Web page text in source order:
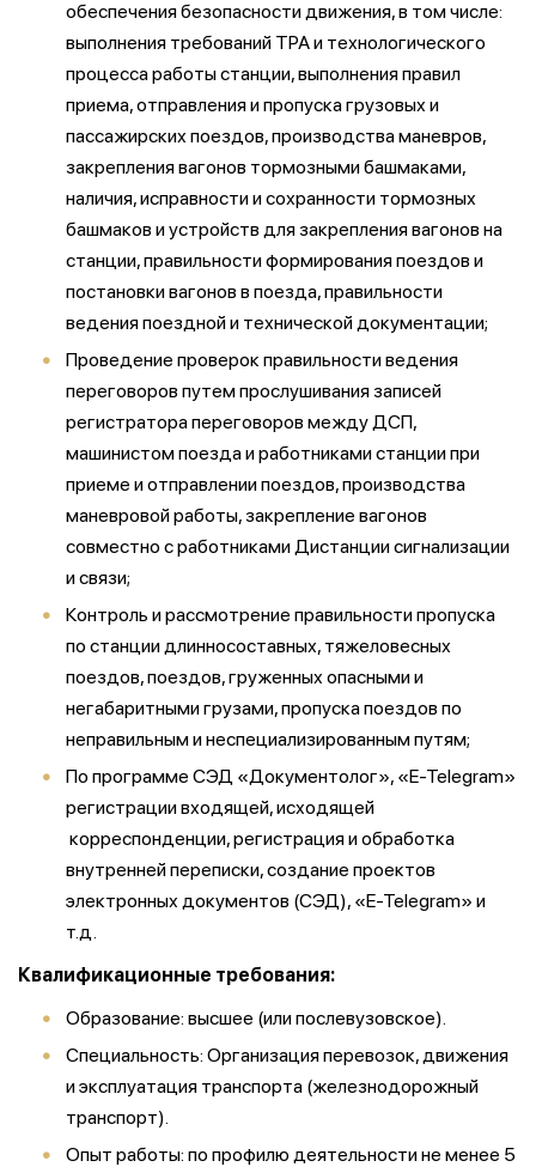
обеспечения безопасности движения, в том числе:
выполнения требований ТРА и технологического
процесса работы станции, выполнения правил
приема, отправления и пропуска грузовых и
пассажирских поездов, производства маневров,
закрепления вагонов тормозными башмаками,
наличия, исправности и сохранности тормозных
башмаков и устройств для закрепления вагонов на
станции, правильности формирования поездов и
постановки вагонов в поезда, правильности
ведения поездной и технической документации;
Проведение проверок правильности ведения
переговоров путем прослушивания записей
регистратора переговоров между ДСП,
машинистом поезда и работниками станции при
приеме и отправлении поездов, производства
маневровой работы, закрепление вагонов
совместно с работниками Дистанции сигнализации
и связи;
Контроль и рассмотрение правильности пропуска
по станции длинносоставных, тяжеловесных
поездов, поездов, груженных опасными и
негабаритными грузами, пропуска поездов по
неправильным и неспециализированным путям;
По программе СЭД «Документолог», «E-Telegram»
регистрации входящей, исходящей
корреспонденции, регистрация и обработка
внутренней переписки, создание проектов
электронных документов (СЭД), «E-Telegram» и
т.д.
Квалификационные требования:
Образование: высшее (или послевузовское).
Специальность: Организация перевозок, движения
и эксплуатация транспорта (железнодорожный
транспорт).
Опыт работы: по профилю деятельности не менее 5